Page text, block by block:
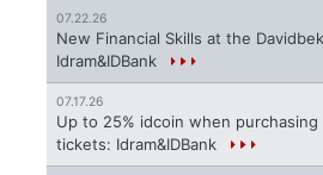
07.22.26
New Financial Skills at the
Idram&IDBank
07.17.26
Up to 25% idcoin when
tickets: Idram&IDBank